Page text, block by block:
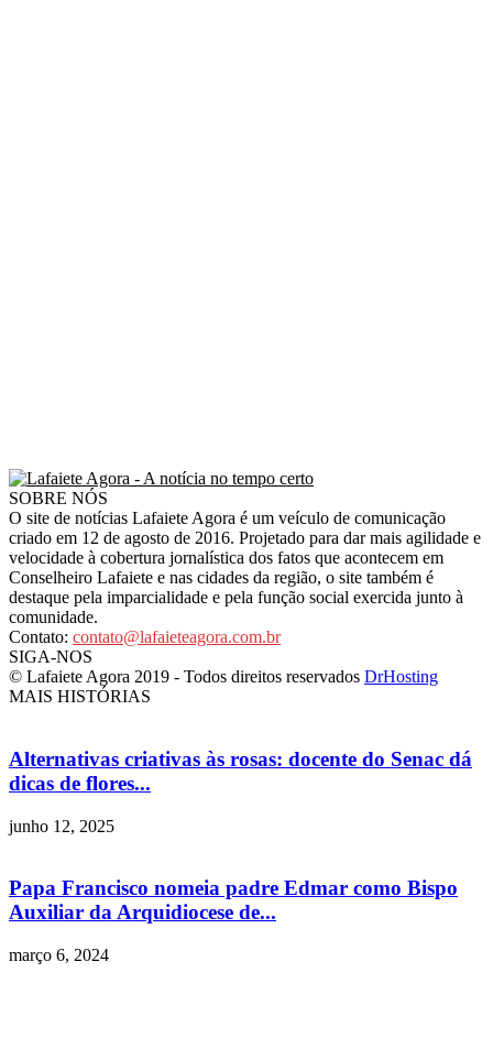
SOBRE NÓS
O site de notícias Lafaiete Agora é um veículo de comunicação
criado em 12 de agosto de 2016. Projetado para dar mais agilidade e
velocidade à cobertura jornalística dos fatos que acontecem em
Conselheiro Lafaiete e nas cidades da região, o site também é
destaque pela imparcialidade e pela função social exercida junto à
comunidade.
Contato: contato@lafaieteagora.com.br
SIGA-NOS
© Lafaiete Agora 2019 - Todos direitos reservados DrHosting
MAIS HISTÓRIAS
Alternativas criativas às rosas: docente do Senac dá
dicas de flores...
junho 12, 2025
Papa Francisco nomeia padre Edmar como Bispo
Auxiliar da Arquidiocese de...
março 6, 2024